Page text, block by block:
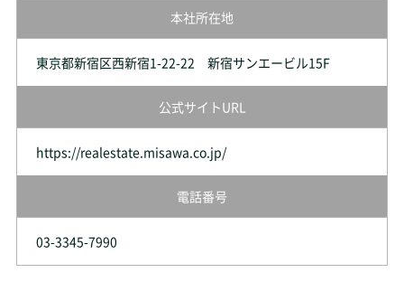
本社所在地
東京都新宿区西新宿1-22-22 新宿サンエービル15F
公式サイトURL
https://realestate.misawa.co.jp/
電話番号
03-3345-7990